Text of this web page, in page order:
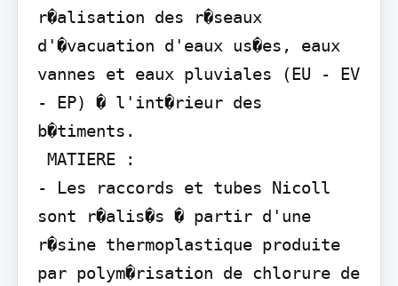
r�alisation des r�seaux
d'�vacuation d'eaux us�es, eaux
vannes et eaux pluviales (EU - EV
- EP) � l'int�rieur des
b�timents.
- Les raccords et tubes Nicoll
sont r�alis�s � partir d'une
r�sine thermoplastique produite
par polym�risation de chlorure de